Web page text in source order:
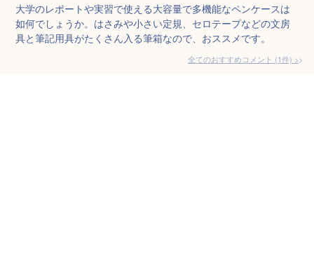
大学のレポートや実習で使える大容量で多機能なペンケースは
如何でしょうか。はさみや小さい定規、セロテープなどの文房
具と筆記用具がたくさん入る筆箱なので、おススメです。
全てのおすすめコメント (1件) >